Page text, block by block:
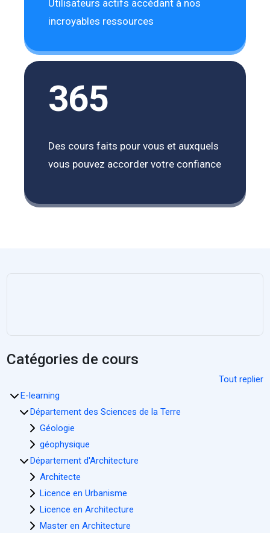
Utilisateurs actifs accédant à nos
incroyables ressources
365
Des cours faits pour vous et auxquels
vous pouvez accorder votre confiance
Catégories de cours
Tout replier
E-learning
Département des Sciences de la Terre
Géologie
géophysique
Département d'Architecture
Architecte
Licence en Urbanisme
Licence en Architecture
Master en Architecture